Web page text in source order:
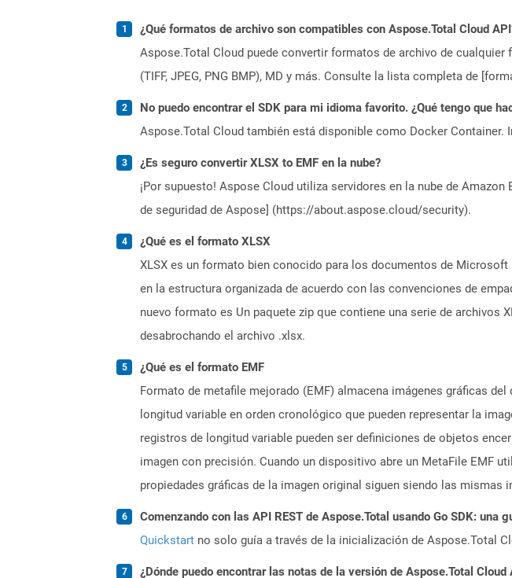
¿Qué formatos de archivo son compatibles con Aspose.Total Cloud
Aspose.Total Cloud puede convertir formatos de archivo de cualquier
(TIFF, JPEG, PNG BMP), MD y más. Consulte la lista completa de
No puedo encontrar el SDK para mi idioma favorito. ¿Qué tengo que
Aspose.Total Cloud también está disponible como Docker Container.
¿Es seguro convertir XLSX to EMF en la nube?
¡Por supuesto! Aspose Cloud utiliza servidores en la nube de
de seguridad de Aspose] (https://about.aspose.cloud/security).
¿Qué es el formato XLSX
XLSX es un formato bien conocido para los documentos de
en la estructura organizada de acuerdo con las convenciones de
nuevo formato es Un paquete zip que contiene una serie de archivos
desabrochando el archivo .xlsx.
¿Qué es el formato EMF
Formato de metafile mejorado (EMF) almacena imágenes gráficas
longitud variable en orden cronológico que pueden representar la
registros de longitud variable pueden ser definiciones de objetos
imagen con precisión. Cuando un dispositivo abre un MetaFile EMF
propiedades gráficas de la imagen original siguen siendo las
Comenzando con las API REST de Aspose.Total usando Go SDK: una
Quickstart no solo guía a través de la inicialización de Aspose.Total
¿Dónde puedo encontrar las notas de la versión de Aspose.Total Cloud